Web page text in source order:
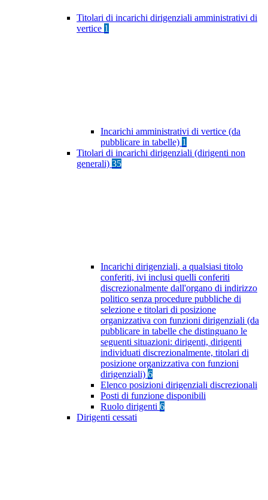
Titolari di incarichi dirigenziali amministrativi di
vertice 1
Incarichi amministrativi di vertice (da
pubblicare in tabelle) 1
Titolari di incarichi dirigenziali (dirigenti non
generali) 35
Incarichi dirigenziali, a qualsiasi titolo
conferiti, ivi inclusi quelli conferiti
discrezionalmente dall'organo di indirizzo
politico senza procedure pubbliche di
selezione e titolari di posizione
organizzativa con funzioni dirigenziali (da
pubblicare in tabelle che distinguano le
seguenti situazioni: dirigenti, dirigenti
individuati discrezionalmente, titolari di
posizione organizzativa con funzioni
dirigenziali) 6
Elenco posizioni dirigenziali discrezionali
Posti di funzione disponibili
Ruolo dirigenti 6
Dirigenti cessati